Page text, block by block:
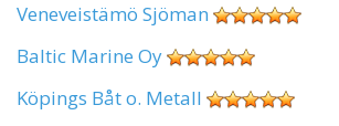
Veneveistämö Sjöman
Baltic Marine Oy
Köpings Båt o. Metall